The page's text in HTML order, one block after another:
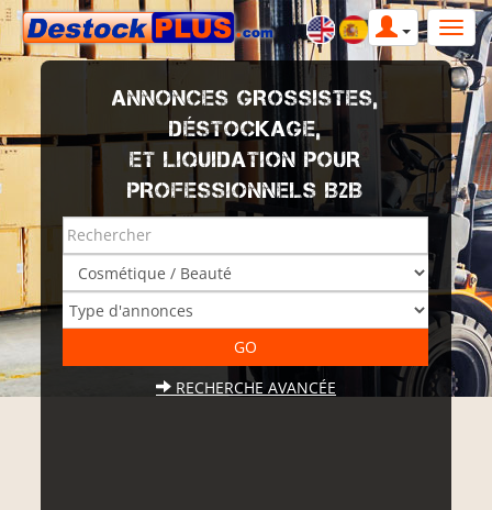
ANNONCES GROSSISTES,
DÉSTOCKAGE,
ET LIQUIDATION POUR
PROFESSIONNELS B2B
RECHERCHE AVANCÉE